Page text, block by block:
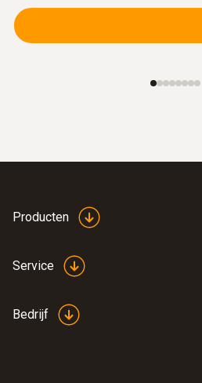
Producten
Service
Bedrijf